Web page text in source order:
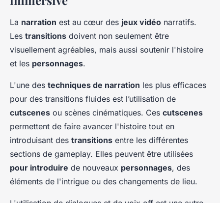
La narration est au cœur des jeux vidéo narratifs.
Les transitions doivent non seulement être
visuellement agréables, mais aussi soutenir l'histoire
et les personnages.
L'une des techniques de narration les plus efficaces
pour des transitions fluides est l’utilisation de
cutscenes ou scènes cinématiques. Ces cutscenes
permettent de faire avancer l'histoire tout en
introduisant des transitions entre les différentes
sections de gameplay. Elles peuvent être utilisées
pour introduire de nouveaux personnages, des
éléments de l'intrigue ou des changements de lieu.